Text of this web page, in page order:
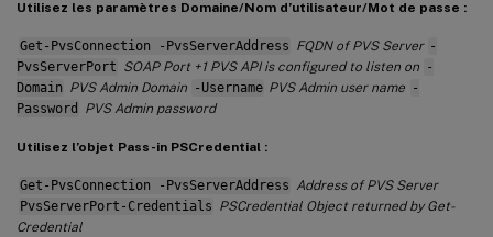
Utilisez les paramètres Domaine/Nom d’utilisateur/Mot de passe :
Get-PvsConnection -PvsServerAddress FQDN of PVS Server -
PvsServerPort SOAP Port +1 PVS API is configured to listen on -
Domain PVS Admin Domain -Username PVS Admin user name -
Password
PVS Admin password
Utilisez l’objet Pass-in PSCredential :
Get-PvsConnection -PvsServerAddress Address of PVS Server
PvsServerPort-Credentials PSCredential Object returned by Get-
Credential